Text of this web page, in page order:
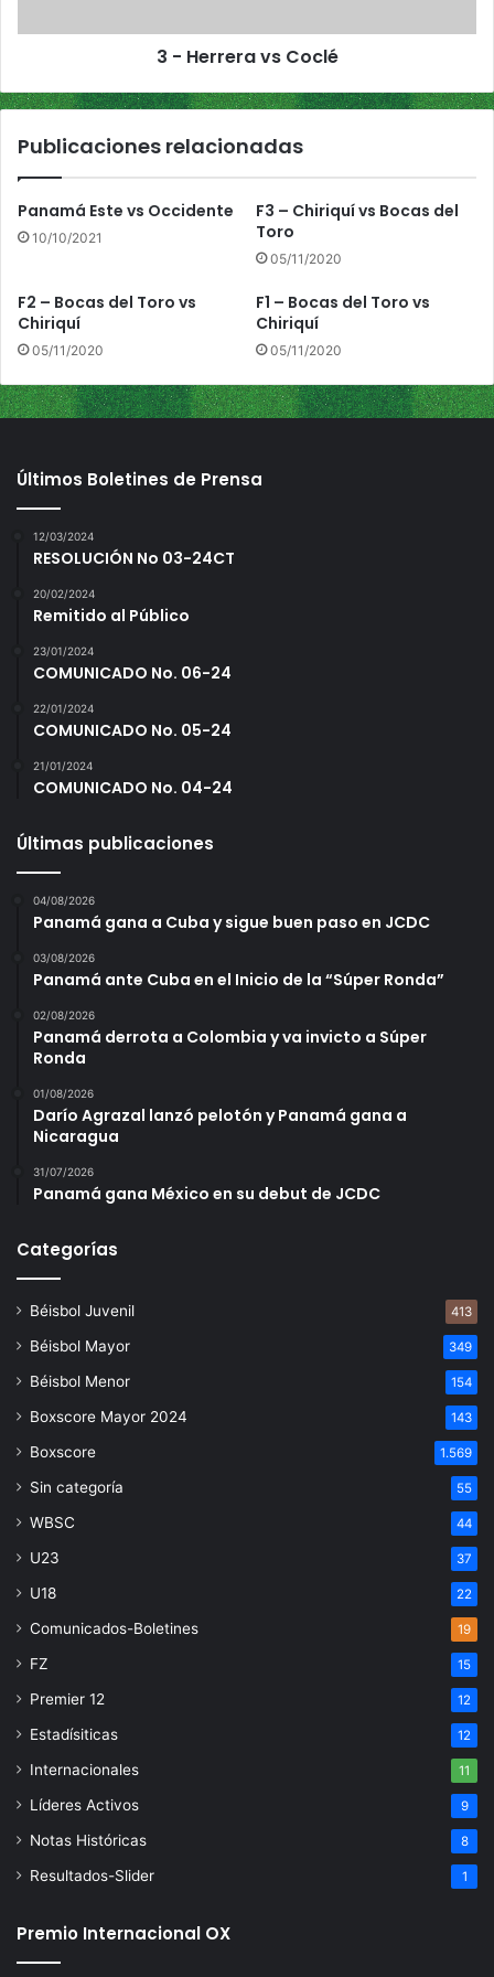
a
C
c
3 - Herrera vs Coclé
Publicaciones relacionadas
Panamá Este vs Occidente
10/10/2021
F3 – Chiriquí vs Bocas del
Toro
05/11/2020
F2 – Bocas del Toro vs
Chiriquí
05/11/2020
F1 – Bocas del Toro vs
Chiriquí
05/11/2020
Últimos Boletines de Prensa
12/03/2024
RESOLUCIÓN No 03-24CT
20/02/2024
Remitido al Público
23/01/2024
COMUNICADO No. 06-24
22/01/2024
COMUNICADO No. 05-24
21/01/2024
COMUNICADO No. 04-24
Últimas publicaciones
04/08/2026
Panamá gana a Cuba y sigue buen paso en JCDC
03/08/2026
Panamá ante Cuba en el Inicio de la “Súper Ronda”
02/08/2026
Panamá derrota a Colombia y va invicto a Súper
Ronda
01/08/2026
Darío Agrazal lanzó pelotón y Panamá gana a
Nicaragua
31/07/2026
Panamá gana México en su debut de JCDC
Categorías
Béisbol Juvenil 413
Béisbol Mayor 349
Béisbol Menor 154
Boxscore Mayor 2024 143
Boxscore 1.569
Sin categoría 55
WBSC 44
U23 37
U18 22
Comunicados-Boletines 19
FZ 15
Premier 12 12
Estadísiticas 12
Internacionales 11
Líderes Activos 9
Notas Históricas 8
Resultados-Slider 1
Premio Internacional OX